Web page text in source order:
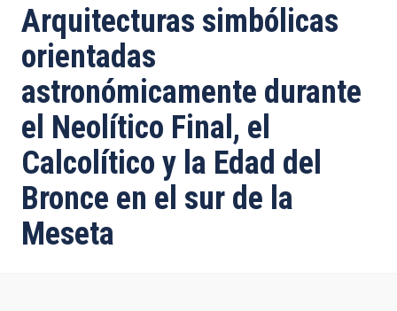
de
ayuda
a
la
navegación
Arquitecturas simbólicas
orientadas
astronómicamente durante
el Neolítico Final, el
Calcolítico y la Edad del
Bronce en el sur de la
Meseta